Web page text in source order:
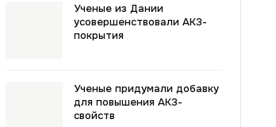
Ученые из Дании
усовершенствовали АКЗ-
покрытия
Ученые придумали добавку
для повышения АКЗ-
свойств